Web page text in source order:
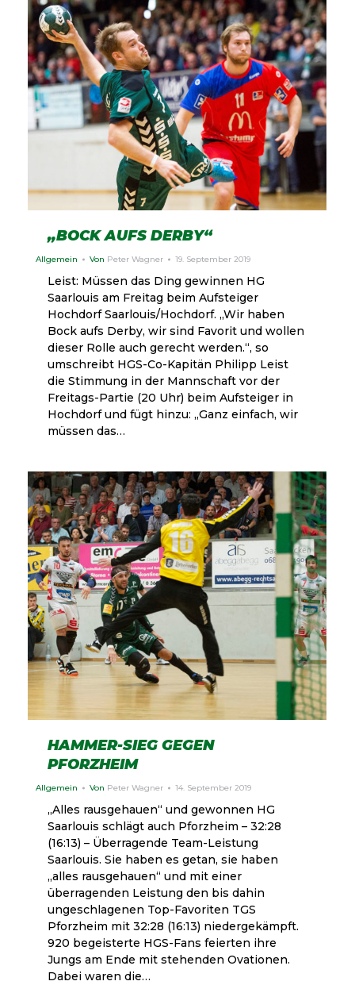
„BOCK AUFS DERBY“
Allgemein Von Peter Wagner 19. September 2019
Leist: Müssen das Ding gewinnen HG
Saarlouis am Freitag beim Aufsteiger
Hochdorf Saarlouis/Hochdorf. „Wir haben
Bock aufs Derby, wir sind Favorit und wollen
dieser Rolle auch gerecht werden.“, so
umschreibt HGS-Co-Kapitän Philipp Leist
die Stimmung in der Mannschaft vor der
Freitags-Partie (20 Uhr) beim Aufsteiger in
Hochdorf und fügt hinzu: „Ganz einfach, wir
müssen das…
HAMMER-SIEG GEGEN
PFORZHEIM
Allgemein Von Peter Wagner 14. September 2019
„Alles rausgehauen“ und gewonnen HG
Saarlouis schlägt auch Pforzheim – 32:28
(16:13) – Überragende Team-Leistung
Saarlouis. Sie haben es getan, sie haben
„alles rausgehauen“ und mit einer
überragenden Leistung den bis dahin
ungeschlagenen Top-Favoriten TGS
Pforzheim mit 32:28 (16:13) niedergekämpft.
920 begeisterte HGS-Fans feierten ihre
Jungs am Ende mit stehenden Ovationen.
Dabei waren die…